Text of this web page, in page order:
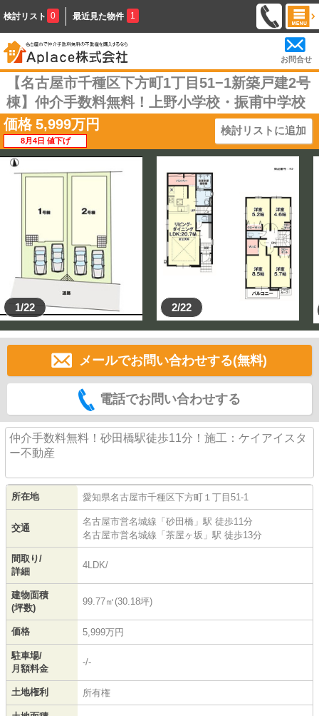
検討リスト 0 最近見た物件 1
お問合せ
【名古屋市千種区下方町1丁目51−1新築戸建2号
棟】仲介手数料無料！上野小学校・振甫中学校
価格 5,999万円
8月4日 値下げ
検討リストに追加
1/22 2/22
メールでお問い合わせする(無料)
電話でお問い合わせする
仲介手数料無料！砂田橋駅徒歩11分！施工：ケイアイスタ
ー不動産
所在地 愛知県名古屋市千種区下方町 １丁目51-1
交通
名古屋市営名城線 「 砂田橋 」駅 徒歩11分
名古屋市営名城線 「 茶屋ヶ坂 」駅 徒歩13分
間取り/
詳細
4LDK/
建物面積
(坪数)
99.77㎡(30.18坪)
価格 5,999万円
駐車場/
月額料金
-/-
土地権利 所有権